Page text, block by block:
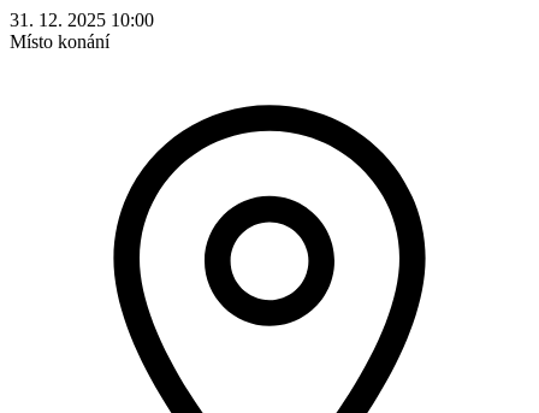
31. 12. 2025 10:00
Místo konání